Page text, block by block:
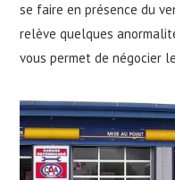
se faire en présence du
relève quelques
vous permet de négocier